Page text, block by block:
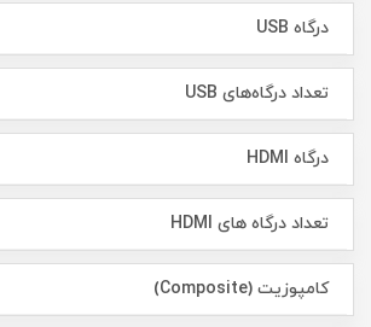
درگاه USB
تعداد درگاه‌های USB
درگاه HDMI
تعداد درگاه های HDMI
کامپوزیت (Composite)